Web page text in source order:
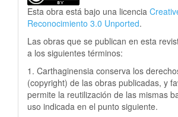
Esta obra está bajo una licencia
Reconocimiento 3.0 Unported.
Las obras que se publican en esta
a los siguientes términos:
1. Carthaginensia conserva los
(copyright) de las obras publicadas, y
permite la reutilización de las mismas
uso indicada en el punto siguiente.